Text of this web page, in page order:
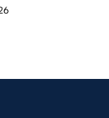
mexicanos